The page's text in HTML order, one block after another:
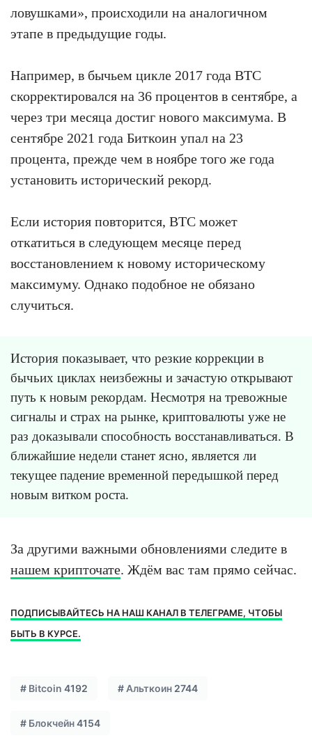
ловушками», происходили на аналогичном
этапе в предыдущие годы.
Например, в бычьем цикле 2017 года BTC
скорректировался на 36 процентов в сентябре, а
через три месяца достиг нового максимума. В
сентябре 2021 года Биткоин упал на 23
процента, прежде чем в ноябре того же года
установить исторический рекорд.
Если история повторится, BTC может
откатиться в следующем месяце перед
восстановлением к новому историческому
максимуму. Однако подобное не обязано
случиться.
История показывает, что резкие коррекции в
бычьих циклах неизбежны и зачастую открывают
путь к новым рекордам. Несмотря на тревожные
сигналы и страх на рынке, криптовалюты уже не
раз доказывали способность восстанавливаться. В
ближайшие недели станет ясно, является ли
текущее падение временной передышкой перед
новым витком роста.
За другими важными обновлениями следите в
нашем крипточате. Ждём вас там прямо сейчас.
ПОДПИСЫВАЙТЕСЬ НА НАШ КАНАЛ В ТЕЛЕГРАМЕ, ЧТОБЫ
БЫТЬ В КУРСЕ.
# Bitcoin 4192 # Альткоин 2744
# Блокчейн4154